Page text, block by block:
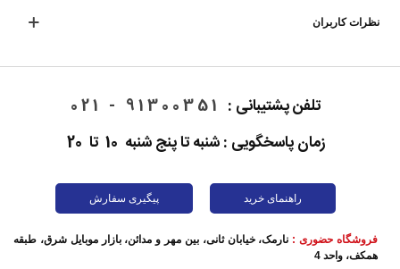
نظرات کاربران
تلفن پشتیبانی : 91300351 - 021
زمان پاسخگویی : شنبه تا پنج شنبه 10 تا 20
راهنمای خرید پیگیری سفارش
فروشگاه حضوری : نارمک، خیابان ثانی، بین مهر و مدائن، بازار موبایل شرق، طبقه
همکف، واحد 4